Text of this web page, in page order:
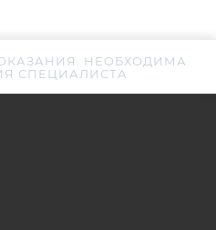
НЕОБХОДИМА
СПЕЦИАЛИСТА